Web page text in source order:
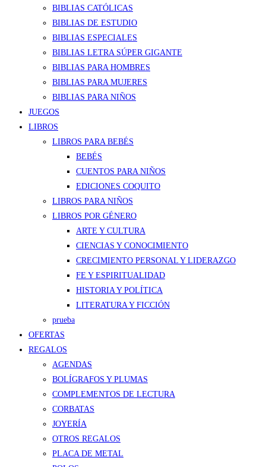
BIBLIAS CATÓLICAS
BIBLIAS DE ESTUDIO
BIBLIAS ESPECIALES
BIBLIAS LETRA SÚPER GIGANTE
BIBLIAS PARA HOMBRES
BIBLIAS PARA MUJERES
BIBLIAS PARA NIÑOS
JUEGOS
LIBROS
LIBROS PARA BEBÉS
BEBÉS
CUENTOS PARA NIÑOS
EDICIONES COQUITO
LIBROS PARA NIÑOS
LIBROS POR GÉNERO
ARTE Y CULTURA
CIENCIAS Y CONOCIMIENTO
CRECIMIENTO PERSONAL Y LIDERAZGO
FE Y ESPIRITUALIDAD
HISTORIA Y POLÍTICA
LITERATURA Y FICCIÓN
prueba
OFERTAS
REGALOS
AGENDAS
BOLÍGRAFOS Y PLUMAS
COMPLEMENTOS DE LECTURA
CORBATAS
JOYERÍA
OTROS REGALOS
PLACA DE METAL